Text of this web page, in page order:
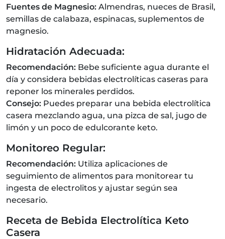
Fuentes de Magnesio: Almendras, nueces de Brasil,
semillas de calabaza, espinacas, suplementos de
magnesio.
Hidratación Adecuada:
Recomendación: Bebe suficiente agua durante el
día y considera bebidas electrolíticas caseras para
reponer los minerales perdidos.
Consejo: Puedes preparar una bebida electrolítica
casera mezclando agua, una pizca de sal, jugo de
limón y un poco de edulcorante keto.
Monitoreo Regular:
Recomendación: Utiliza aplicaciones de
seguimiento de alimentos para monitorear tu
ingesta de electrolitos y ajustar según sea
necesario.
Receta de Bebida Electrolítica Keto
Casera